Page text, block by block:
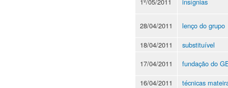
28/04/2011
lenço do grupo
18/04/2011
substituível
17/04/2011
fundação do
16/04/2011
técnicas